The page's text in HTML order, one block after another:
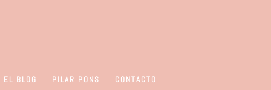
BLOG PILAR PONS CONTACTO